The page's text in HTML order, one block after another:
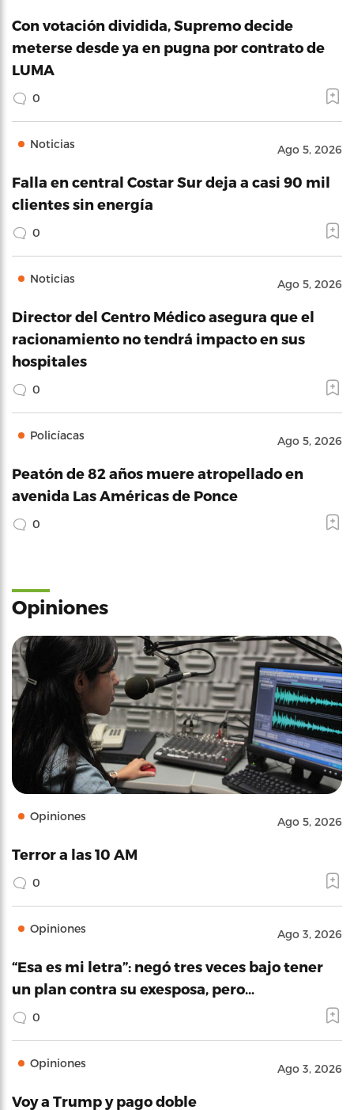
Con votación dividida, Supremo decide
meterse desde ya en pugna por contrato de
LUMA
0
Noticias Ago 5, 2026
Falla en central Costar Sur deja a casi 90 mil
clientes sin energía
0
Noticias Ago 5, 2026
Director del Centro Médico asegura que el
racionamiento no tendrá impacto en sus
hospitales
0
Policíacas Ago 5, 2026
Peatón de 82 años muere atropellado en
avenida Las Américas de Ponce
0
Opiniones
Opiniones Ago 5, 2026
Terror a las 10 AM
0
Opiniones Ago 3, 2026
“Esa es mi letra”: negó tres veces bajo tener
un plan contra su exesposa, pero…
0
Opiniones Ago 3, 2026
Voy a Trump y pago doble